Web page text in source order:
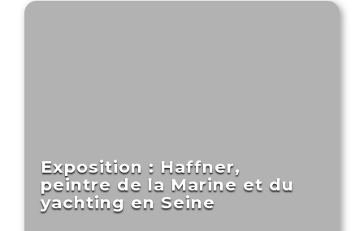
Exposition : Haffner,
peintre de la Marine et du
yachting en Seine